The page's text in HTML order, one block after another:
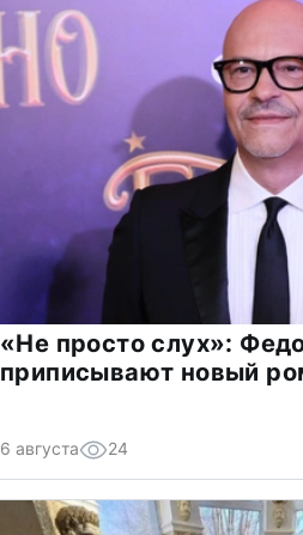
«Не просто слух»:
приписывают новый
6 августа 24